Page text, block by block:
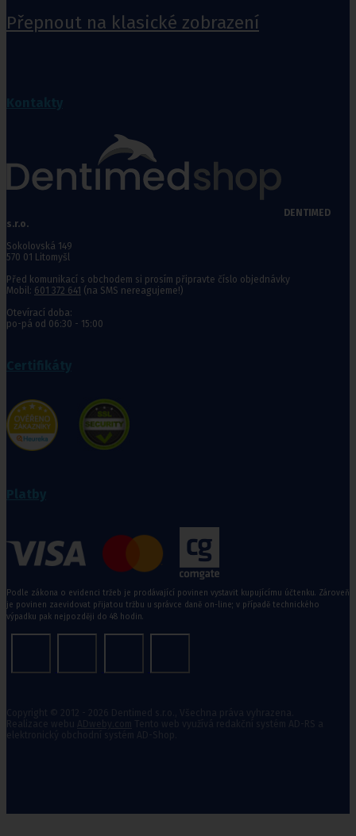
Přepnout na klasické zobrazení
DENTIMED
s.r.o.
Sokolovská 149
570 01 Litomyšl
Před komunikací s obchodem si prosím připravte číslo objednávky
Mobil: 601 372 641 (na SMS nereagujeme!)
Otevírací doba:
po-pá od 06:30 - 15:00
Podle zákona o evidenci tržeb je prodávající povinen vystavit kupujícímu účtenku. Zároveň
je povinen zaevidovat přijatou tržbu u správce daně on-line; v případě technického
výpadku pak nejpozději do 48 hodin.